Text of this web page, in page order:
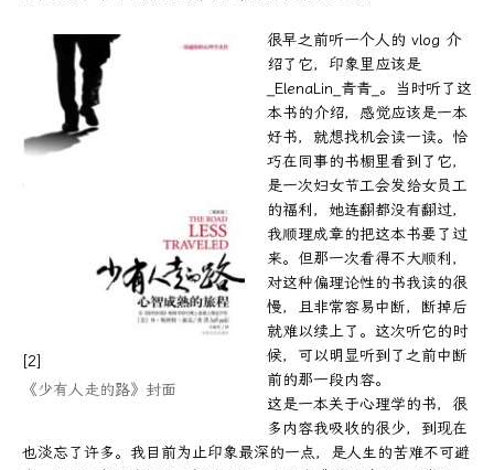
[2]
《少有人走的路》封面
很早之前听一个人的 vlog 介
绍了它，印象里应该是
_ElenaLin_青青_。当时听了这
本书的介绍，感觉应该是一本
好书，就想找机会读一读。恰
巧在同事的书橱里看到了它，
是一次妇女节工会发给女员工
的福利，她连翻都没有翻过，
我顺理成章的把这本书要了过
来。但那一次看得不大顺利，
对这种偏理论性的书我读的很
慢，且非常容易中断，断掉后
就难以续上了。这次听它的时
候，可以明显听到了之前中断
前的那一段内容。
这是一本关于心理学的书，很
多内容我吸收的很少，到现在
也淡忘了许多。我目前为止印象最深的一点，是人生的苦难不可避